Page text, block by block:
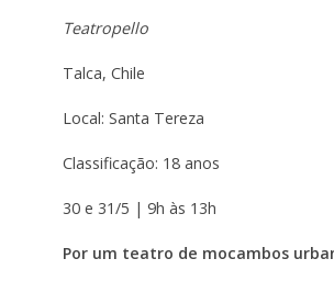
Teatropello
Talca, Chile
Local: Santa Tereza
Classificação: 18 anos
30 e 31/5 | 9h às 13h
Por um teatro de mocambos